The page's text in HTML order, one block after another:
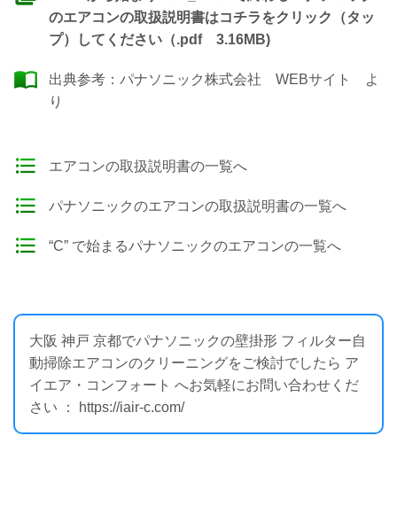
のエアコンの取扱説明書はコチラをクリック（タッ
プ）してください（.pdf 3.16MB)
出典参考： パナソニック株式会社 WEBサイト
よ
り
エアコンの取扱説明書の一覧へ
パナソニックのエアコンの取扱説明書の一覧へ
“C” で始まるパナソニックのエアコンの一覧へ
大阪 神戸 京都でパナソニックの壁掛形 フィルター自
動掃除エアコンのクリーニングをご検討でしたら ア
イエア・コンフォート へお気軽にお問い合わせくだ
さい ： https://iair-c.com/